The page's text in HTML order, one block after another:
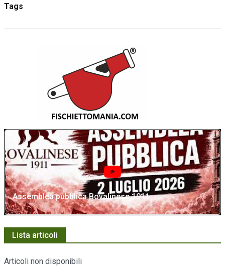
Tags
Assemblea pubblica Bovalinese 1911
Lista articoli
Articoli non disponibili